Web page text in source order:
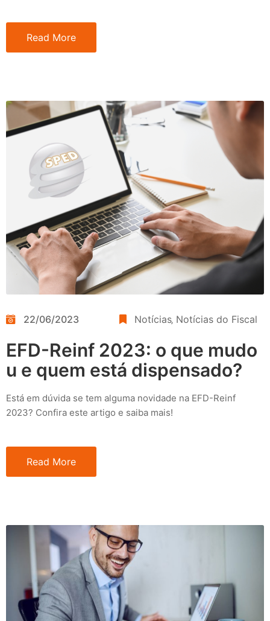
Read More
22/06/2023 Notícias‚ Notícias do Fiscal
EFD-Reinf 2023: o que mudo
u e quem está dispensado?
Está em dúvida se tem alguma novidade na EFD-Reinf
2023? Confira este artigo e saiba mais!
Read More